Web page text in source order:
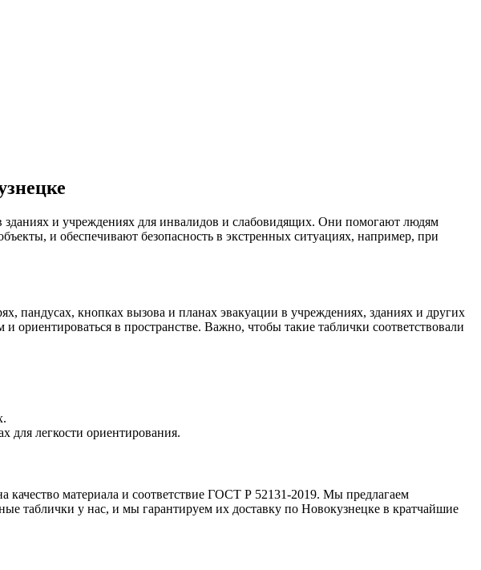
и учреждениях для инвалидов и слабовидящих. Они помогают людям
и обеспечивают безопасность в экстренных ситуациях, например, при
пандусах, кнопках вызова и планах эвакуации в учреждениях, зданиях и других
в пространстве. Важно, чтобы такие таблички соответствовали
для легкости ориентирования.
материала и соответствие ГОСТ Р 52131-2019. Мы предлагаем
таблички у нас, и мы гарантируем их доставку по Новокузнецке в кратчайшие